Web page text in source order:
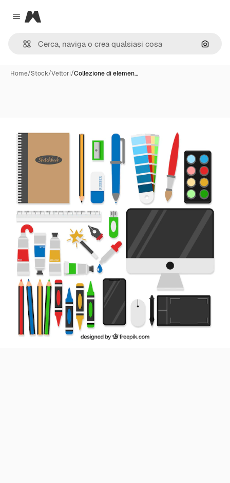
Close menu
Magnific
Cerca
Home/Stock/Vettori/Collezione di elemen…